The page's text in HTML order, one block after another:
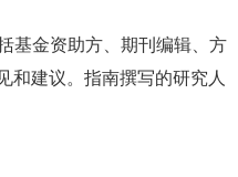
基金资助方、期刊编辑、方
和建议。指南撰写的研究人